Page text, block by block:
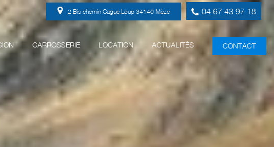
2 Bis chemin Cague Loup 34140 Mèze 04 67 43 97 18
CARROSSERIE LOCATION ACTUALITÉS CONTACT